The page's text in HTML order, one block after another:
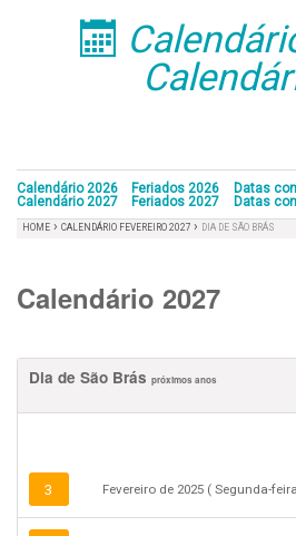
󰁣
Calendário 2026 Feriados 2026
Datas
Calendário 2027
Feriados 2027 Datas
HOME › CALENDÁRIO FEVEREIRO 2027 › DIA DE SÃO BRÁS
Calendário 2027
Dia de São Brás próximos anos
3 Fevereiro de 2025 ( Segunda-